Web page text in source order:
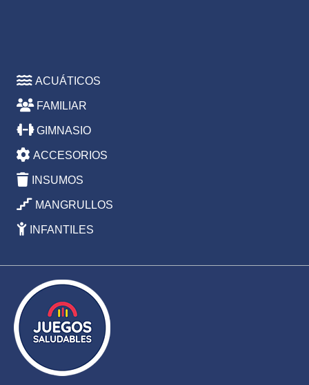
ACUÁTICOS
FAMILIAR
GIMNASIO
ACCESORIOS
INSUMOS
MANGRULLOS
INFANTILES